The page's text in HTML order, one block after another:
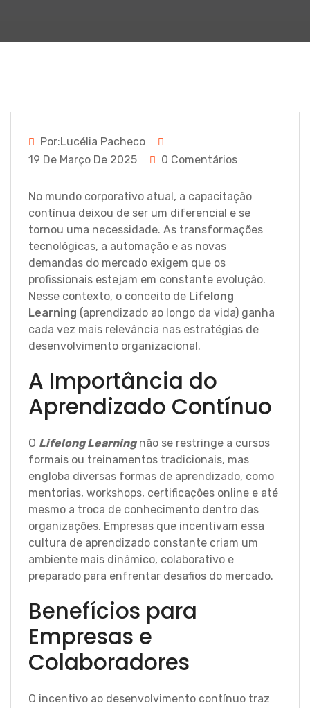
Por:Lucélia Pacheco
19 De Março De 2025
0 Comentários
No mundo corporativo atual, a capacitação
contínua deixou de ser um diferencial e se
tornou uma necessidade. As transformações
tecnológicas, a automação e as novas
demandas do mercado exigem que os
profissionais estejam em constante evolução.
Nesse contexto, o conceito de Lifelong
Learning (aprendizado ao longo da vida) ganha
cada vez mais relevância nas estratégias de
desenvolvimento organizacional.
A Importância do
Aprendizado Contínuo
O Lifelong Learningnão se restringe a cursos
formais ou treinamentos tradicionais, mas
engloba diversas formas de aprendizado, como
mentorias, workshops, certificações online e até
mesmo a troca de conhecimento dentro das
organizações. Empresas que incentivam essa
cultura de aprendizado constante criam um
ambiente mais dinâmico, colaborativo e
preparado para enfrentar desafios do mercado.
Benefícios para
Empresas e
Colaboradores
O incentivo ao desenvolvimento contínuo traz